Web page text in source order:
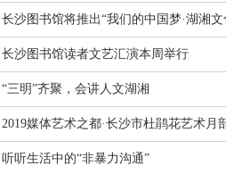
长沙图书馆将推出“我们的中国梦·湖湘
长沙图书馆读者文艺汇演本周举行
“三明”齐聚，会讲人文湖湘
2019媒体艺术之都·长沙市杜鹃花艺术月
听听生活中的“非暴力沟通”